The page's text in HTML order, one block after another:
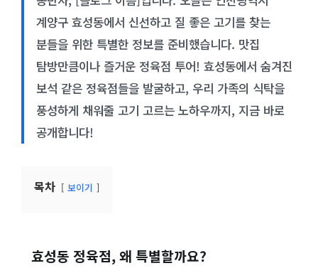
계양구 효성동에서 신선하고 질 좋은 고기를 찾는
분들을 위한 특별한 정보를 준비했습니다. 맛집
탐방만큼이나 즐거운 정육점 투어! 효성동에서 숨겨진
보석 같은 정육점들을 발굴하고, 우리 가족의 식탁을
풍성하게 채워줄 고기 고르는 노하우까지, 지금 바로
공개합니다!
목차 보이기
효성동 정육점, 왜 특별할까요?